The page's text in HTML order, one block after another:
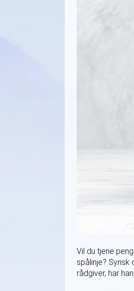
Vil du tjene
spålinje? Synsk
rådgiver, har